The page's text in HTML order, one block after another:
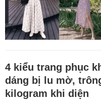
4 kiểu trang phục
dáng bị lu mờ,
kilogram khi diện